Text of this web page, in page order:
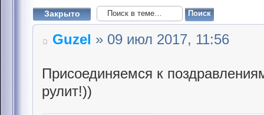
Закрыто
Guzel » 09 июл 2017, 11:56
Присоединяемся к
рулит!))